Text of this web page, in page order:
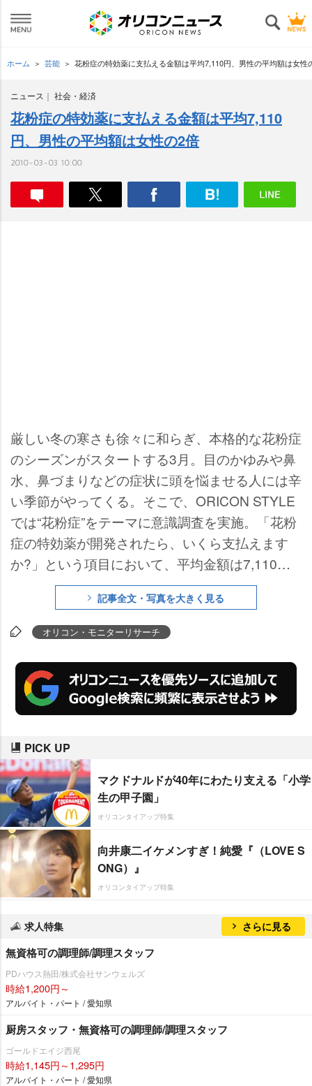
ホーム 芸能 花粉症の特効薬に支払える金額は平均7,110円、男性の平均額は女性
ニュース 社会・経済
花粉症の特効薬に支払える金額は平均7,110
円、男性の平均額は女性の2倍
2010-03-03 10:00
厳しい冬の寒さも徐々に和らぎ、本格的な花粉症
のシーズンがスタートする3月。目のかゆみや鼻
水、鼻づまりなどの症状に頭を悩ませる人には辛
い季節がやってくる。そこで、ORICON STYLE
では“花粉症”をテーマに意識調査を実施。「花粉
症の特効薬が開発されたら、いくら支払えます
か?」という項目において、平均金額は7,110円
だった。これは、花粉症の症状を緩和するレーザ
ー手術や市販薬の購入費の平均額よりもやや高額
といえる。また、男女別にみると女性の平均4,70
方がより積極的に完治を望んでいる傾向がうかが
えた。
記事全文・写真を大きく見る
オリコン・モニターリサーチ
PICK UP
マクドナルドが40年にわたり支える「小学
生の甲子園」
オリコンタイアップ特集
向井康二イケメンすぎ！純愛『（LOVE S
ONG）』
オリコンタイアップ特集
求人特集 さらに見る
無資格可の調理師/調理スタッフ
PDハウス熱田/株式会社サンウェルズ
時給1,200円～
アルバイト・パート / 愛知県
厨房スタッフ・無資格可の調理師/調理スタッフ
ゴールドエイジ西尾
時給1,145円～1,295円
アルバイト・パート / 愛知県